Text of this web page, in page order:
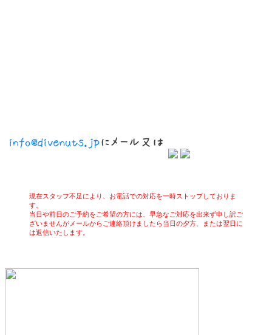
現在スタッフ不足により、お電話での対応を一時ストップしておりま
す。
当日や前日のご予約をご希望の方には、早急なご対応を出来ず申し訳ご
ざいませんがメールからご連絡頂けましたら当日の夕方、または翌日に
は返信いたします。